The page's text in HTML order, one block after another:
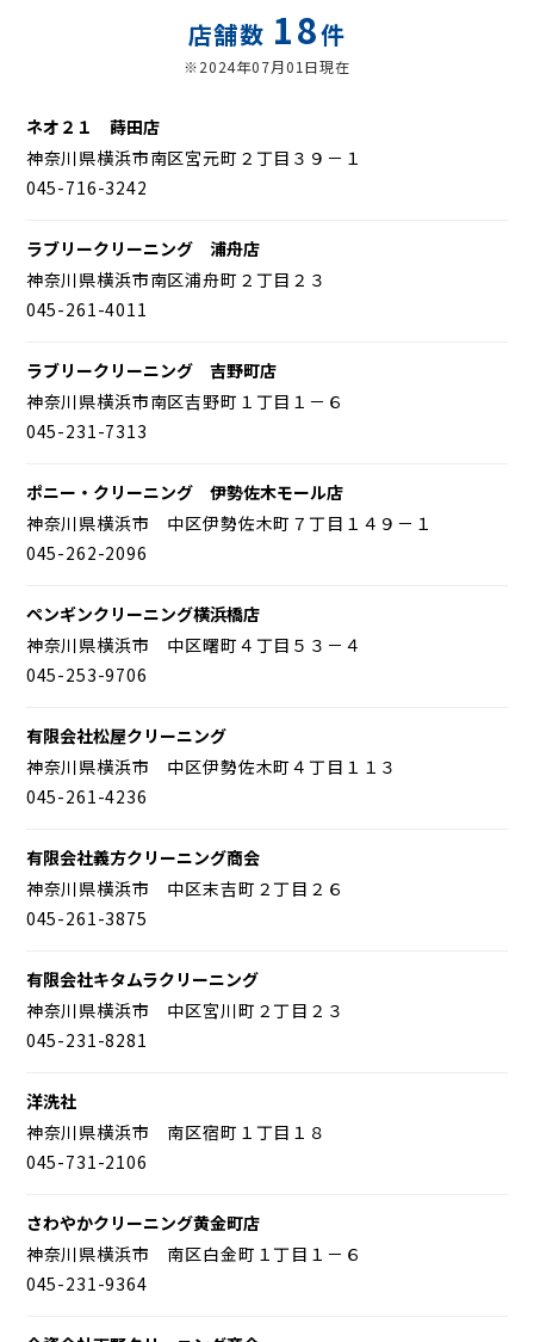
店舗数 18件
※2024年07月01日現在
ネオ２１ 蒔田店
神奈川県横浜市南区宮元町２丁目３９－１
045-716-3242
ラブリークリーニング 浦舟店
神奈川県横浜市南区浦舟町２丁目２３
045-261-4011
ラブリークリーニング 吉野町店
神奈川県横浜市南区吉野町１丁目１－６
045-231-7313
ポニー・クリーニング 伊勢佐木モール店
神奈川県横浜市 中区伊勢佐木町７丁目１４９－１
045-262-2096
ペンギンクリーニング横浜橋店
神奈川県横浜市 中区曙町４丁目５３－４
045-253-9706
有限会社松屋クリーニング
神奈川県横浜市 中区伊勢佐木町４丁目１１３
045-261-4236
有限会社義方クリーニング商会
神奈川県横浜市 中区末吉町２丁目２６
045-261-3875
有限会社キタムラクリーニング
神奈川県横浜市 中区宮川町２丁目２３
045-231-8281
洋洗社
神奈川県横浜市 南区宿町１丁目１８
045-731-2106
さわやかクリーニング黄金町店
神奈川県横浜市 南区白金町１丁目１－６
045-231-9364